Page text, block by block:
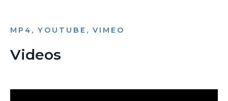
MP4, YOUTUBE, VIMEO
Videos